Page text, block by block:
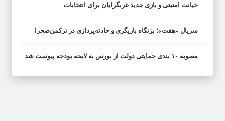
خیانت امنیتی و بازی جدید غربگرایان برای انتخابات
سریال «هفت»؛ بزنگاه بازیگری و حادثه‌پردازی در ترکمن‌صحرا
مصوبه ۱۰ بندی حمایتی دولت از بورس به لایحه بودجه پیوست شد